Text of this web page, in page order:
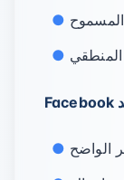
المنطقي